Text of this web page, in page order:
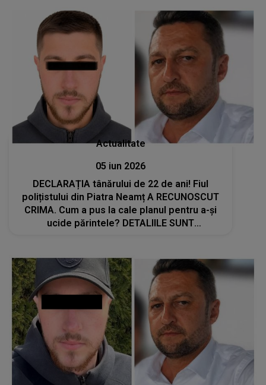
Actualitate
05 iun 2026
DECLARAȚIA tânărului de 22 de ani! Fiul
polițistului din Piatra Neamț A RECUNOSCUT
CRIMA. Cum a pus la cale planul pentru a-și
ucide părintele? DETALIILE SUNT